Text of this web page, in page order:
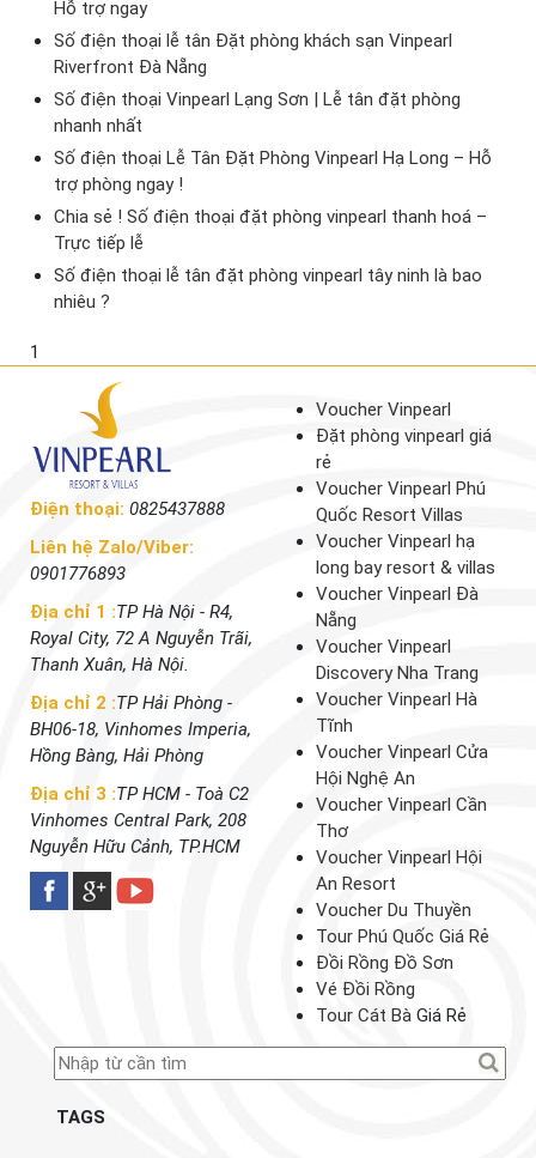
Hỗ trợ ngay
Số điện thoại lễ tân Đặt phòng khách sạn Vinpearl
Riverfront Đà Nẵng
Số điện thoại Vinpearl Lạng Sơn | Lễ tân đặt phòng
nhanh nhất
Số điện thoại Lễ Tân Đặt Phòng Vinpearl Hạ Long – Hỗ
trợ phòng ngay !
Chia sẻ ! Số điện thoại đặt phòng vinpearl thanh hoá –
Trực tiếp lễ
Số điện thoại lễ tân đặt phòng vinpearl tây ninh là bao
nhiêu ?
1
Điện thoại: 0825437888
Liên hệ Zalo/Viber:
0901776893
Địa chỉ 1 :TP Hà Nội - R4,
Royal City, 72 A Nguyễn Trãi,
Thanh Xuân, Hà Nội.
Địa chỉ 2 :TP Hải Phòng -
BH06-18, Vinhomes Imperia,
Hồng Bàng, Hải Phòng
Địa chỉ 3 :TP HCM - Toà C2
Vinhomes Central Park, 208
Nguyễn Hữu Cảnh, TP.HCM
Voucher Vinpearl
Đặt phòng vinpearl giá
rẻ
Voucher Vinpearl Phú
Quốc Resort Villas
Voucher Vinpearl hạ
long bay resort & villas
Voucher Vinpearl Đà
Nẵng
Voucher Vinpearl
Discovery Nha Trang
Voucher Vinpearl Hà
Tĩnh
Voucher Vinpearl Cửa
Hội Nghệ An
Voucher Vinpearl Cần
Thơ
Voucher Vinpearl Hội
An Resort
Voucher Du Thuyền
Tour Phú Quốc Giá Rẻ
Đồi Rồng Đồ Sơn
Vé Đồi Rồng
Tour Cát Bà Giá Rẻ
TAGS